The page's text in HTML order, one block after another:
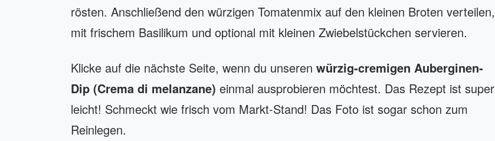
rösten. Anschließend den würzigen Tomatenmix auf den kleinen Broten verteilen,
mit frischem Basilikum und optional mit kleinen Zwiebelstückchen servieren.
Klicke auf die nächste Seite, wenn du unseren würzig-cremigen Auberginen-
Dip (Crema di melanzane) einmal ausprobieren möchtest. Das Rezept ist super
leicht! Schmeckt wie frisch vom Markt-Stand! Das Foto ist sogar schon zum
Reinlegen.